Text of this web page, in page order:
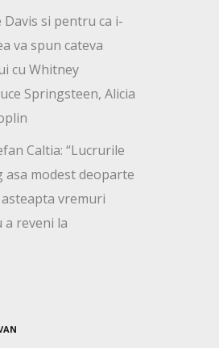
Davis si pentru ca i-
va spun cateva
cu Whitney
Springsteen, Alicia
Caltia: “Lucrurile
asa modest deoparte
vremuri
reveni la